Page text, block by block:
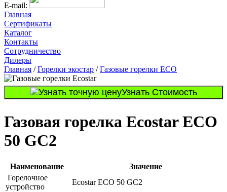
E-mail:
Главная
Сертификаты
Каталог
Контакты
Сотрудничество
Дилеры
Главная /Горелки экостар /Газовые горелки ECO
Узнать Стоимость
Газовая горелка Ecostar ECO
50 GC2
Наименование
Значение
Горелочное
устройство
Ecostar ECO 50 GC2